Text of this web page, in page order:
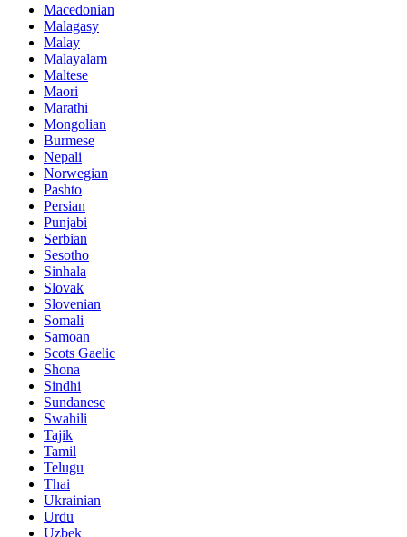
Macedonian
Malagasy
Malay
Malayalam
Maltese
Maori
Marathi
Mongolian
Burmese
Nepali
Norwegian
Pashto
Persian
Punjabi
Serbian
Sesotho
Sinhala
Slovak
Slovenian
Somali
Samoan
Scots Gaelic
Shona
Sindhi
Sundanese
Swahili
Tajik
Tamil
Telugu
Thai
Ukrainian
Urdu
Uzbek